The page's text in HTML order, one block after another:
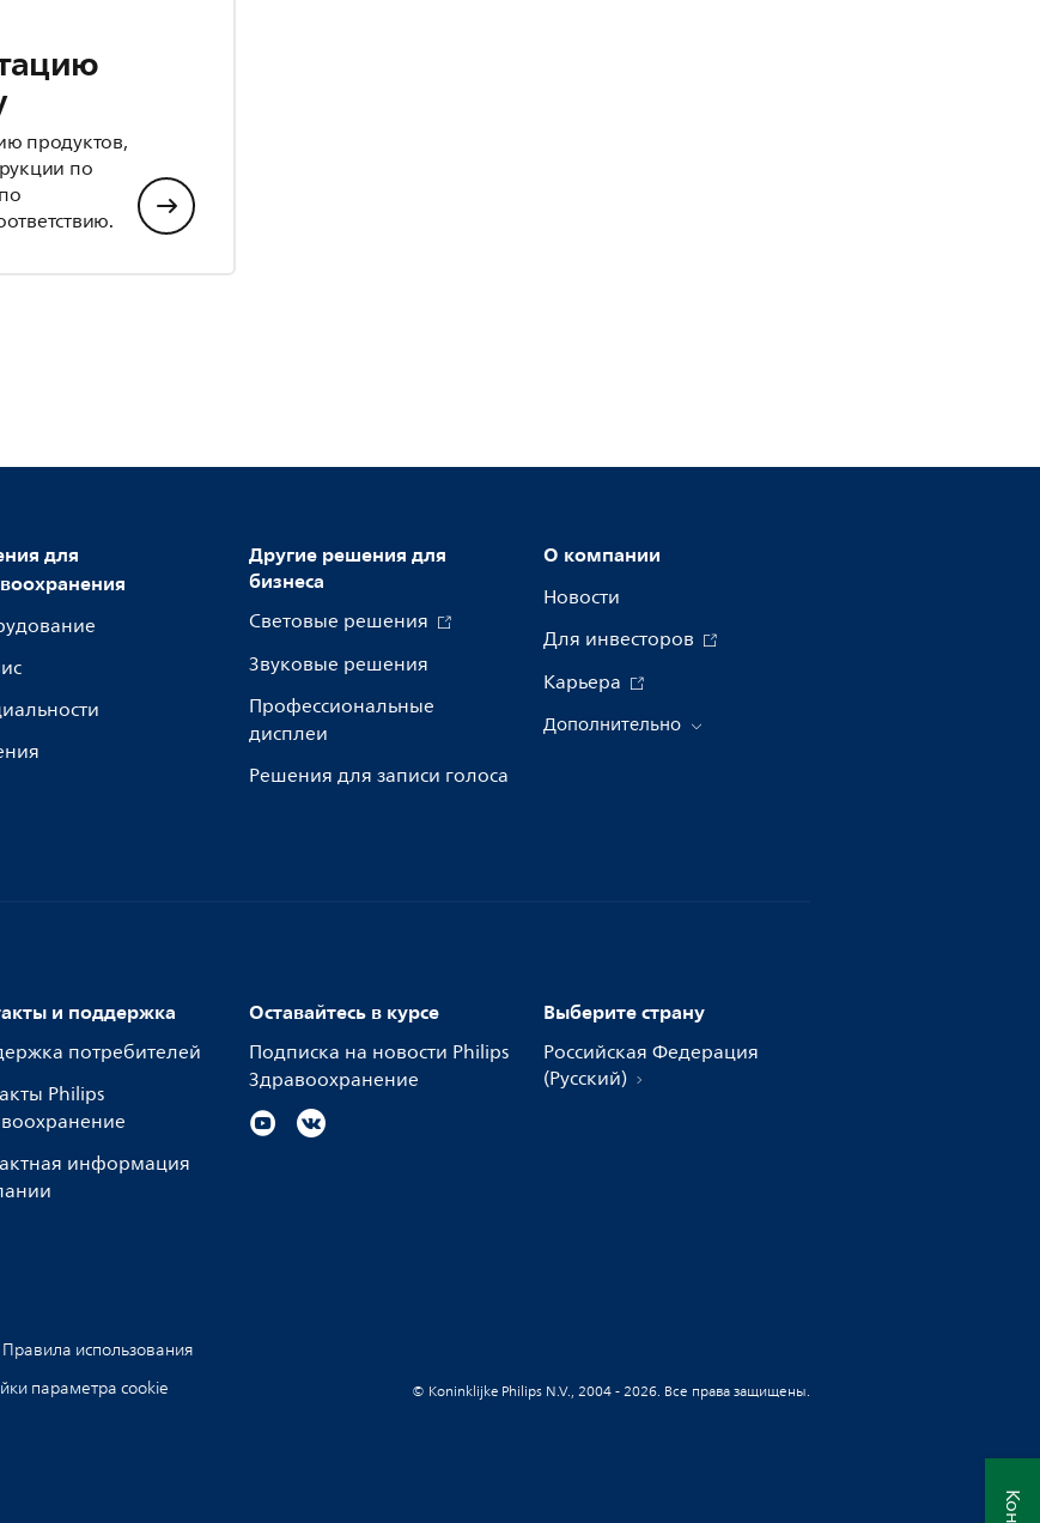
продуктов,
по
для
Другие решения для
бизнеса
Световые решения
Звуковые решения
Профессиональные
дисплеи
Решения для записи голоса
О компании
Новости
Для инвесторов
Карьера
Дополнительно
и поддержка
потребителей
Philips
информация
Оставайтесь в курсе
Подписка на новости Philips
Здравоохранение
Выберите страну
Российская Федерация
(Русский)
Правила использования
параметра cookie © Koninklijke Philips N.V., 2004 - 2026. Все права защищены.